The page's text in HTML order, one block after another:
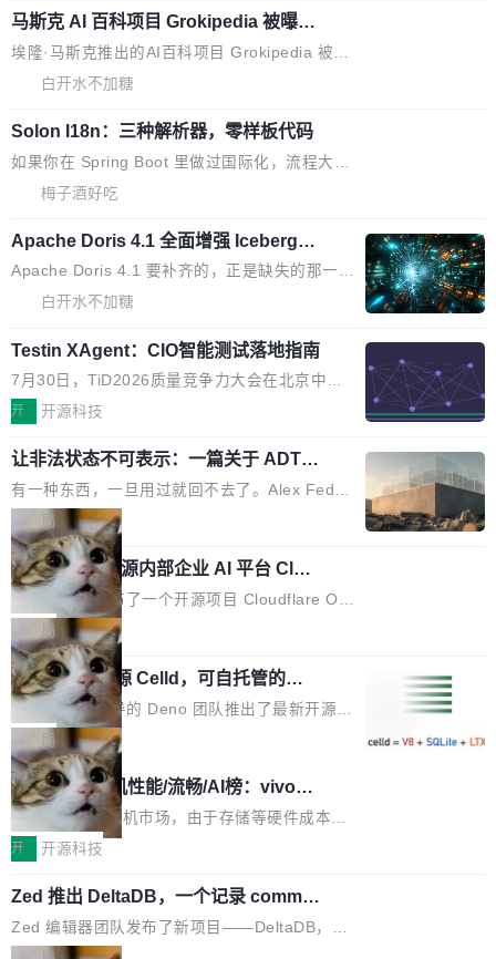
业，获配股份数量占本次发行数量的2.31%。 除
DeepSeek外，腾讯旗下上海启善投资有限公司
像构建工具生成）。moby/moby#53305 修复了
Docker Engine 29.7.0 中引入的一个回归问
题，该问题可能导致在旧版 Linux 内核...
准。今天，Apache 软件基金会正式宣布 Apach
e Fluss 孵化毕业，成为 Apache 顶级项目（TL
P）！这一里程碑不仅标志着 Fluss 迈入新的发
AI 数据基础加速融合，为实时数据基础设施的发
展开启新的篇章。
马斯克 AI 百科项目 Grokipedia 被曝数
月未更新
埃隆·马斯克推出的AI百科项目 Grokipedia 被曝
长期停止内容更新，未能实现其作为“AI版维基百
年4月以来，Grokipedia 页面更新功能基本停
滞，过去三个月内没有任何条目完成更新，用户
提交的编辑请求也长期处于待处理状态。 Groki
容的百科平台，被马斯克视为传统众包百科网站
维基百科的替代方案。Lawfare 调查发现，无论
热门页面还是低关注度页面，均未出现近期更
主题和访问量页面中普遍存在。 调查人员最初认
为，Grokipedia可能只是限...
白开水不加糖
Solon I18n：三种解析器，零样板代码
如果你在 Spring Boot 里做过国际化，流程大概
是这样的：配 MessageSource 的 Bean、写 R
声明 LocaleResolver、注册 LocaleChangeInt
erceptor…五六步之后才能看到第一行翻译文
本。 Solon 换了个方式。整个 i18n 模块围绕三
XML、没有拦截器注册、没有样板配置。 资源
文件的约定 把文件放到 resources/i18n/ 下： r
梅子酒好吃
Apache Doris 4.1 全面增强 Iceberg：
支持 UPDATE、MERGE INTO 与 Iceb
erg V3
Apache Doris 4.1 要补齐的，正是缺失的那一
半。在已有查询能力的基础上，Doris 进一步支
据修改操作、完整的表结构管理与分区演进，以
及 rewrite_data_files、expire_snapshots 等日
常维护操作，并完整支持 Iceberg V3 格式。
白开水不加糖
Testin XAgent：CIO智能测试落地指南
7月30日，TiD2026质量竞争力大会在北京中关
村国家自主创新示范区会议中心开幕。本届大会
“智构可信·质创未来——AI原生时代的质量新范
式”为主题，直面AI从实验室走向规模化产业落地
的核心质量命题。会上，《2026智能研发生产力
工具选型手册》发布，Testin云测的Testin XAge
nt智能测试系统入选AI测试领域代表产品。对CI
O而言，这提示了一个转变：AI测试正在从效率
工具升级为企业的质量基础设施。 CIO面对的新
现实 过去两年，CIO们的焦虑清单上多了两项：
一是如何让大模型和智能体应用安全地从PoC走
向生产，二是如何让测试团队跟得上AI应用...
开 开源科技
让非法状态不可表示：一篇关于 ADT
的帖子在 Reddit 火了
有一种东西，一旦用过就回不去了。Alex Fedos
eev 管它叫"软件设计的基石"。 他说的东西不新
鲜——代数数据类型（ADT），尤其是和类型
（sum type）。但他说清楚了一件事：这不是类
型系统的学术体操，是日常编码的思维方式。 文
章从一个简单的例子切入。一个网站的深色主题
设置，如果用布尔值 + 可空字段来表示——bool
ean 表示是否可切换，nullable 的默认模式、浅
色方案、深色方案——会产生大量无意义的组
合。方案缺了、配置冲突了、全 null 了。要知道
哪些组合有效，作者说，你得靠"文档、校验、或
者部落知识"。 换个写法。Rust 的 enum，两个
变体：Switchable...
局
Cloudflare 开源内部企业 AI 平台 Clou
dflare OS
Cloudflare 发布了一个开源项目 Cloudflare O
S。如果你只看官方博客，你会觉得这是又一
个"AI 知识库 + 聊天机器人"——每个大厂都在
做，没什么新鲜的。 但 Kenton Varda 在 Twitte
r 上把事情说清楚了： 今天我们发布了 Cloudfla
re OS，一个带连接器的聊天机器人，跟其他所
有科技公司做的一样。只不过，实际上它不一
样。这是 Sandstorm.io 的重制版，我十年前的
那个创业公司。不同的是，这次它构建在 Cloudf
lare Workers 上——我花了九年时间搭建的平台
——并且深度集成了 AI。这基本上是我十年秘密
计划的顶峰。 十年前，Ken...
局
Deno 团队开源 Celld，可自托管的分
布式 Durable Objects
Ryan Dahl 领导的 Deno 团队推出了最新开源项
目 Celld，一个能在自己机器上运行 Cloudflare
Workers 和 Durable Objects 的守护进程。 设
计思路很直接：每个对象是一个独立的 SQLite
数据库，按名称寻址，复制到你自己的 S3 兼容
存储库里。节点之间只通过这个存储库协调——
个小型数据库，应用天然按分片构建，单个数据
库的竞争和爆炸半径问题在设计层面就被消除
了。 闲置的 cell 会休眠到几乎不占资源。当 cel
局
鲁大师7月新机性能/流畅/AI榜：vivo夺
性能、流畅双第一，三星Galaxy Z系列
新折叠缺席
2026年7月的手机市场，由于存储等硬件成本暴
增，手机厂商的日子也不好过啊，新机速度明显
高价的三星折叠（三星Galaxy Z Fold8 Ultra / Z
Fold8 / Z Flip8）外，其余要么是中低端机器，
例如iQOO Z11i、REDMI Note 17、REDMI No
开 开源科技
Zed 推出 DeltaDB，一个记录 commit
之间所有操作的版本控制系统
Zed 编辑器团队发布了新项目——DeltaDB，一
个在 git commit 之间记录每一次编辑操作的版